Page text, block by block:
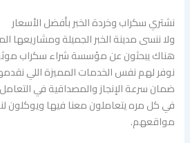
نشتري سكراب وخردة الخبر بأفضل الأسعار
ولا ننسى مدينة الخبر الجميلة ومشاريعها
هناك يبحثون عن مؤسسة شراء سكراب
نوفر لهم نفس الخدمات المميزة اللي
ضمان سرعة الإنجاز والمصداقية في التعامل
في كل مره يتعاملون معنا فيها ويوكلون
مواقعهم.